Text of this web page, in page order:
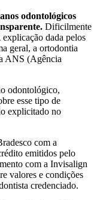
odontológicos
Dificilmente
dada pelos
geral, a ortodontia
ANS (Agência
odontológico,
esse tipo de
explicitado no
com a
emitidos pelo
com a Invisalign
valores e condições
credenciado.